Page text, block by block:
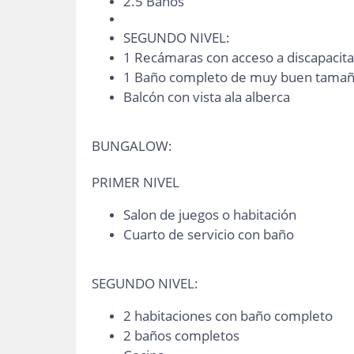
SEGUNDO NIVEL:
1 Recámaras con acceso a
1 Baño completo de muy buen
Balcón con vista ala alberca
BUNGALOW:
PRIMER NIVEL
Salon de juegos o habitación
Cuarto de servicio con baño
SEGUNDO NIVEL:
2 habitaciones con baño completo
2 baños completos